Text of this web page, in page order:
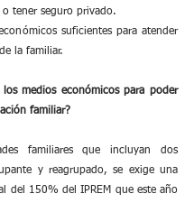
o tener seguro privado.
suficientes para atender
la familiar.
los medios económicos para poder
familiar?
familiares que incluyan dos
y reagrupado, se exige una
del 150% del IPREM que este año